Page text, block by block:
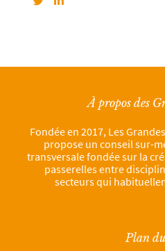
À propos des
Fondée en 2017, Les
propose un conseil sur-
transversale fondée sur la
passerelles entre
secteurs qui
Plan